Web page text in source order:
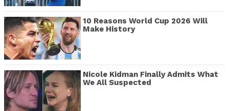
10 Reasons World Cup 2026 Will
Make History
Nicole Kidman Finally Admits What
We All Suspected